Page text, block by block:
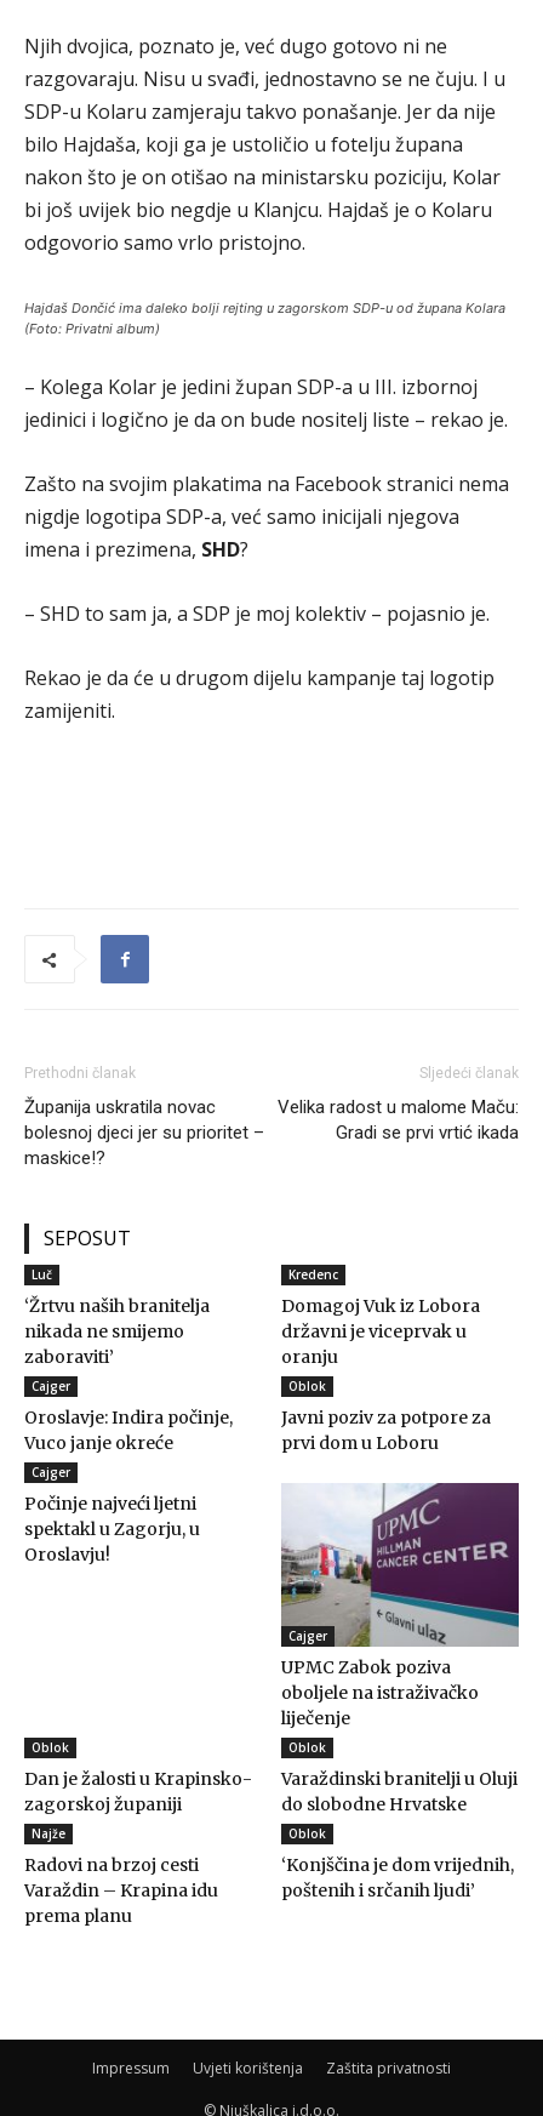
Njih dvojica, poznato je, već dugo gotovo ni ne
razgovaraju. Nisu u svađi, jednostavno se ne čuju. I u
SDP-u Kolaru zamjeraju takvo ponašanje. Jer da nije
bilo Hajdaša, koji ga je ustoličio u fotelju župana
nakon što je on otišao na ministarsku poziciju, Kolar
bi još uvijek bio negdje u Klanjcu. Hajdaš je o Kolaru
odgovorio samo vrlo pristojno.
Hajdaš Dončić ima daleko bolji rejting u zagorskom SDP-u od župana Kolara
(Foto: Privatni album)
– Kolega Kolar je jedini župan SDP-a u III. izbornoj
jedinici i logično je da on bude nositelj liste – rekao je.
Zašto na svojim plakatima na Facebook stranici nema
nigdje logotipa SDP-a, već samo inicijali njegova
imena i prezimena, SHD?
– SHD to sam ja, a SDP je moj kolektiv – pojasnio je.
Rekao je da će u drugom dijelu kampanje taj logotip
zamijeniti.
Prethodni članak
Županija uskratila novac
bolesnoj djeci jer su prioritet –
maskice!?
Sljedeći članak
Velika radost u malome Maču:
Gradi se prvi vrtić ikada
SEPOSUT
Luč
‘Žrtvu naših branitelja
nikada ne smijemo
zaboraviti’
Kredenc
Domagoj Vuk iz Lobora
državni je viceprvak u
oranju
Cajger
Oroslavje: Indira počinje,
Vuco janje okreće
Oblok
Javni poziv za potpore za
prvi dom u Loboru
Cajger
Počinje najveći ljetni
spektakl u Zagorju, u
Oroslavju!
Cajger
UPMC Zabok poziva
oboljele na istraživačko
liječenje
Oblok
Dan je žalosti u Krapinsko-
zagorskoj županiji
Oblok
Varaždinski branitelji u Oluji
do slobodne Hrvatske
Najže
Radovi na brzoj cesti
Varaždin – Krapina idu
prema planu
Oblok
‘Konjščina je dom vrijednih,
poštenih i srčanih ljudi’
Impressum Uvjeti korištenja Zaštita privatnosti
© Njuškalica j.d.o.o.